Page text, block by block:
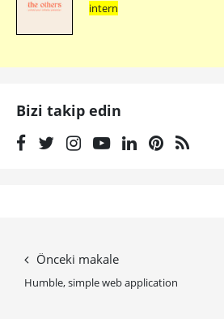
intern
Bizi takip edin
Önceki makale
Humble, simple web application